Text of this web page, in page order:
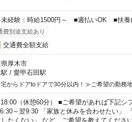
未経験：時給1500円～ ■週払いOK ■扶
費別途支給あり
交通費全額支給
厚木市
/ 愛甲石田駅
からドアtoドアで30分以内！≫ご希望の勤務地
（休憩60分） ■ご希望があれば下記シ
～翌9:30 「家族と休みを合わせたい」
たくない」 など、ご希望を教えてくだ